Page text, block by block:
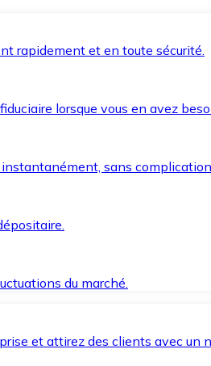
rapidement et en toute sécurité.
lorsque vous en avez
sans
du marché.
et attirez des clients avec un